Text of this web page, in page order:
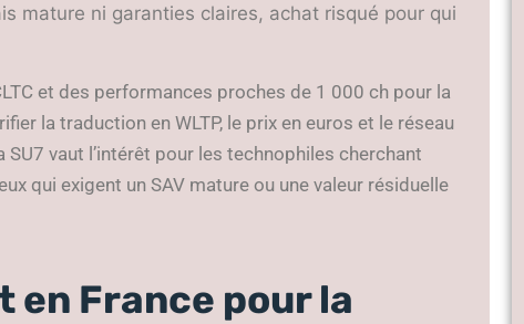
mature ni garanties claires, achat risqué pour qui
et des performances proches de 1 000 ch pour la
la traduction en WLTP, le prix en euros et le réseau
SU7 vaut l’intérêt pour les technophiles cherchant
qui exigent un SAV mature ou une valeur résiduelle
en France pour la